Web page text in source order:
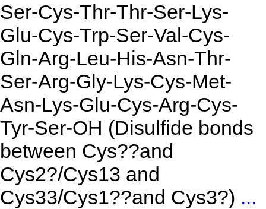
Ser-Cys-Thr-Thr-Ser-Lys-
Glu-Cys-Trp-Ser-Val-Cys-
Gln-Arg-Leu-His-Asn-Thr-
Ser-Arg-Gly-Lys-Cys-Met-
Asn-Lys-Glu-Cys-Arg-Cys-
Tyr-Ser-OH (Disulfide bonds
between Cys??and
Cys2?/Cys13 and
Cys33/Cys1??and Cys3?) ...